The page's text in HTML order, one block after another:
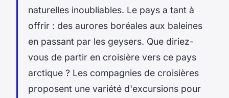
naturelles inoubliables. Le pays a tant à
offrir : des aurores boréales aux baleines
en passant par les geysers. Que diriez-
vous de partir en croisière vers ce pays
arctique ? Les compagnies de croisières
proposent une variété d'excursions pour